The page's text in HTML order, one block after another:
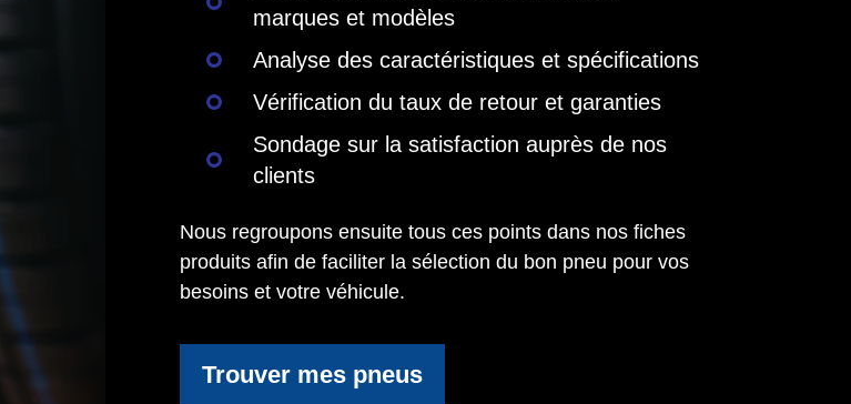
marques et modèles
Analyse des caractéristiques et spécifications
Vérification du taux de retour et garanties
Sondage sur la satisfaction auprès de nos
clients
Nous regroupons ensuite tous ces points dans nos fiches
produits afin de faciliter la sélection du bon pneu pour vos
besoins et votre véhicule.
Trouver mes pneus